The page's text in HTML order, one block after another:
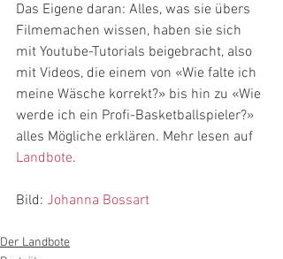
Das Eigene daran: Alles, was sie übers
Filmemachen wissen, haben sie sich
mit Youtube-Tutorials beigebracht, also
mit Videos, die einem von «Wie falte ich
meine Wäsche korrekt?» bis hin zu «Wie
werde ich ein Profi-Basketballspieler?»
alles Mögliche erklären. Mehr lesen auf
Landbote.
Bild: Johanna Bossart
Der Landbote